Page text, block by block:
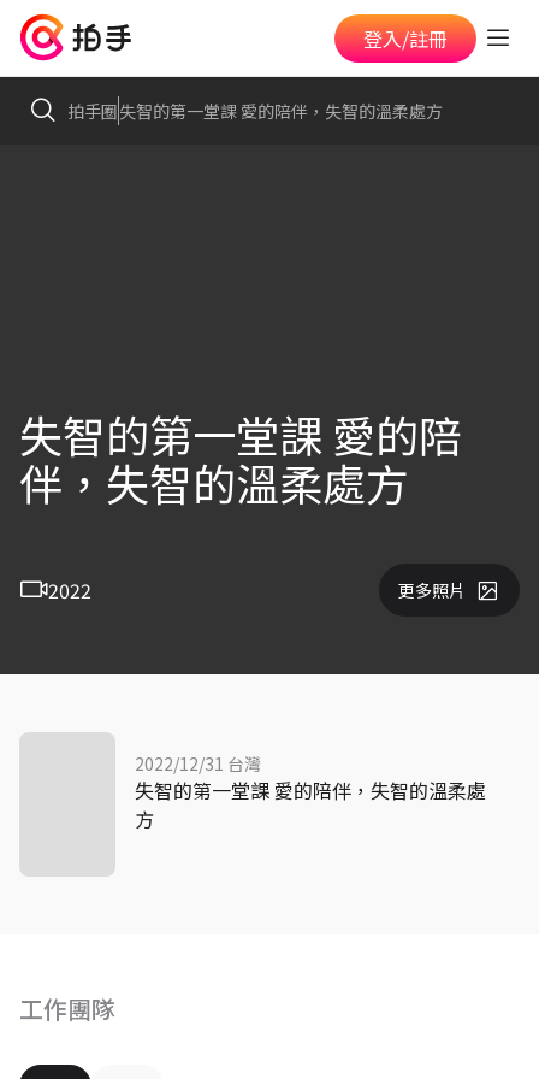
登入/註冊
拍手圈失智的第一堂課 愛的陪伴，失智的溫柔處方
失智的第一堂課 愛的陪
伴，失智的溫柔處方
2022 更多照片
工作團隊
2022/12/31 台灣
失智的第一堂課 愛的陪伴，失智的溫柔處
方